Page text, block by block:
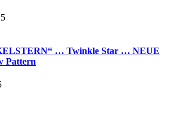
… Twinkle Star … NEUE
Pattern